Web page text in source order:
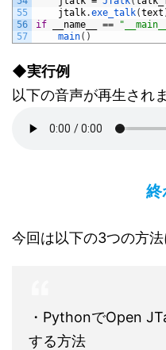
55
56
57
jtalk.exe_talk(text
if
__name__ ==
main( )
◆実行例
以下の音声が再生されま
終
今回は以下の3つの方法
・PythonでOpen
する方法